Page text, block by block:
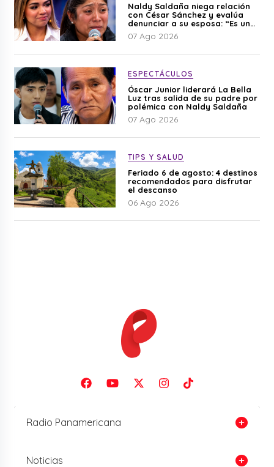
Naldy Saldaña niega relación
con César Sánchez y evalúa
denunciar a su esposa: “Es una
difamación”
07 Ago 2026
ESPECTÁCULOS
Óscar Junior liderará La Bella
Luz tras salida de su padre por
polémica con Naldy Saldaña
07 Ago 2026
TIPS Y SALUD
Feriado 6 de agosto: 4 destinos
recomendados para disfrutar
el descanso
06 Ago 2026
Radio Panamericana
Noticias